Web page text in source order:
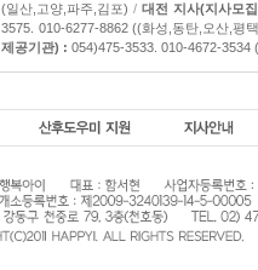
(일산,고양,파주,김포) / 대전 지사(지사모
3575. 010-6277-8862 ((화성,동탄,오산,평
제공기관) : 054)475-3533. 010-4672-